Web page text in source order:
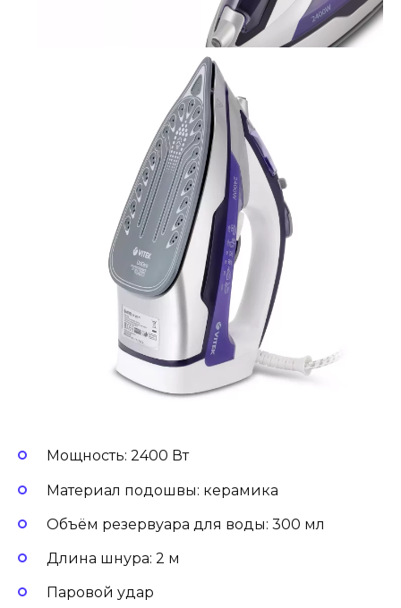
Мощность: 2400 Вт
Материал подошвы: керамика
Объём резервуара для воды: 300 мл
Длина шнура: 2 м
Паровой удар